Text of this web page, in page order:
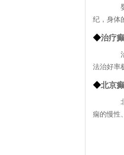
婴
纪，身体
◆治疗
治
法治好率
◆北京
北
痫的慢性